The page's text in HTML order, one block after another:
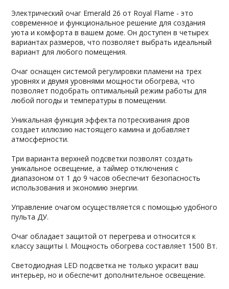
Электрический очаг Emerald 26 от Royal Flame - это
современное и функциональное решение для создания
уюта и комфорта в вашем доме. Он доступен в четырех
вариантах размеров, что позволяет выбрать идеальный
вариант для любого помещения.
Очаг оснащен системой регулировки пламени на трех
уровнях и двумя уровнями мощности обогрева, что
позволяет подобрать оптимальный режим работы для
любой погоды и температуры в помещении.
Уникальная функция эффекта потрескивания дров
создает иллюзию настоящего камина и добавляет
атмосферности.
Три варианта верхней подсветки позволят создать
уникальное освещение, а таймер отключения с
диапазоном от 1 до 9 часов обеспечит безопасность
использования и экономию энергии.
Управление очагом осуществляется с помощью удобного
пульта ДУ.
Очаг обладает защитой от перегрева и относится к
классу защиты I. Мощность обогрева составляет 1500 Вт.
Светодиодная LED подсветка не только украсит ваш
интерьер, но и обеспечит дополнительное освещение.